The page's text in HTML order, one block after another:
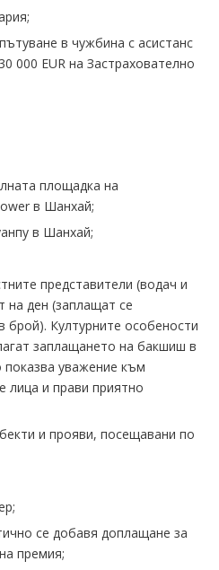
в чужбина с асистанс
000 ЕUR на Застрахователно
площадка на
в Шанхай;
в Шанхай;
представители (водач и
на ден (заплащат се
Културните особености
заплащането на бакшиш в
уважение към
лица и прави приятно
и прояви, посещавани по
се добавя доплащане за
премия;